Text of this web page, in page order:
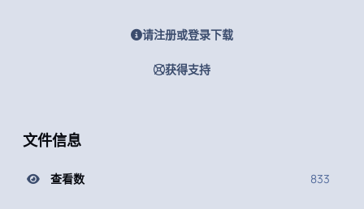
请注册或登录下载
获得支持
文件信息
查看数 833